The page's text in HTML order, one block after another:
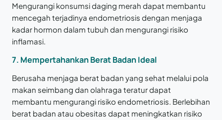
Mengurangi konsumsi daging merah dapat membantu
mencegah terjadinya endometriosis dengan menjaga
kadar hormon dalam tubuh dan mengurangi risiko
inflamasi.
7. Mempertahankan Berat Badan Ideal
Berusaha menjaga berat badan yang sehat melalui pola
makan seimbang dan olahraga teratur dapat
membantu mengurangi risiko endometriosis. Berlebihan
berat badan atau obesitas dapat meningkatkan risiko